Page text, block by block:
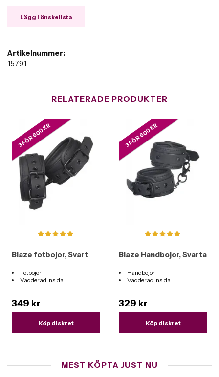
Lägg i önskelista
Artikelnummer:
15791
RELATERADE PRODUKTER
3 FÖR 600 KR
Blaze fotbojor, Svart
Fotbojor
Vadderad insida
349 kr
Köp diskret
3 FÖR 600 KR
Blaze Handbojor, Svarta
Handbojor
Vadderad insida
329 kr
Köp diskret
MEST KÖPTA JUST NU